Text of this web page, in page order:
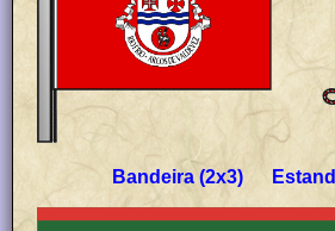
Bandeira (2x3)